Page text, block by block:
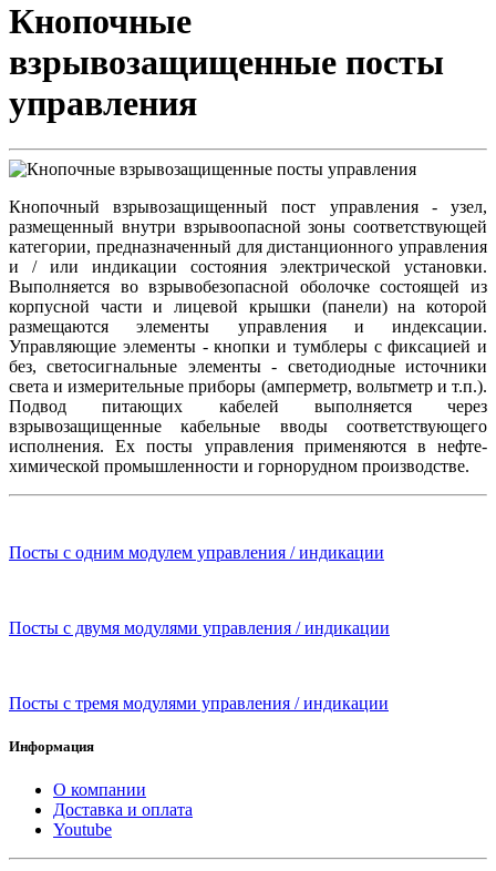
Кнопочные
взрывозащищенные посты
управления
Кнопочный взрывозащищенный пост управления - узел,
размещенный внутри взрывоопасной зоны соответствующей
категории, предназначенный для дистанционного управления
и / или индикации состояния электрической установки.
Выполняется во взрывобезопасной оболочке состоящей из
корпусной части и лицевой крышки (панели) на которой
размещаются элементы управления и индексации.
Управляющие элементы - кнопки и тумблеры с фиксацией и
без, светосигнальные элементы - светодиодные источники
света и измерительные приборы (амперметр, вольтметр и т.п.).
Подвод питающих кабелей выполняется через
взрывозащищенные кабельные вводы соответствующего
исполнения. Ex посты управления применяются в нефте-
химической промышленности и горнорудном производстве.
Посты с одним модулем управления / индикации
Посты с двумя модулями управления / индикации
Посты с тремя модулями управления / индикации
Информация
О компании
Доставка и оплата
Youtube